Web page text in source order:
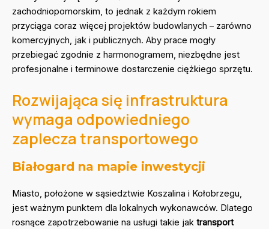
zachodniopomorskim, to jednak z każdym rokiem
przyciąga coraz więcej projektów budowlanych – zarówno
komercyjnych, jak i publicznych. Aby prace mogły
przebiegać zgodnie z harmonogramem, niezbędne jest
profesjonalne i terminowe dostarczenie ciężkiego sprzętu.
Rozwijająca się infrastruktura
wymaga odpowiedniego
zaplecza transportowego
Białogard na mapie inwestycji
Miasto, położone w sąsiedztwie Koszalina i Kołobrzegu,
jest ważnym punktem dla lokalnych wykonawców. Dlatego
rosnące zapotrzebowanie na usługi takie jak transport